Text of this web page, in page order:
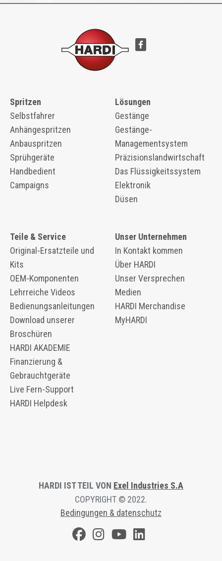
Spritzen
Selbstfahrer
Anhängespritzen
Anbauspritzen
Sprühgeräte
Handbedient
Campaigns
Lösungen
Gestänge
Gestänge-
Managementsystem
Präzisionslandwirtschaft
Das Flüssigkeitssystem
Elektronik
Düsen
Teile & Service
Original-Ersatzteile und
Kits
OEM-Komponenten
​​Lehrreiche Videos
Bedienungsanleitungen
Download unserer
Broschüren
HARDI AKADEMIE
Finanzierung &
Gebrauchtgeräte
Live Fern-Support
HARDI Helpdesk
Unser Unternehmen
In Kontakt kommen
Über HARDI
Unser Versprechen
Medien
HARDI Merchandise
MyHARDI
HARDI IST TEIL VON Exel Industries S.A
COPYRIGHT © 2022.
Bedingungen & datenschutz